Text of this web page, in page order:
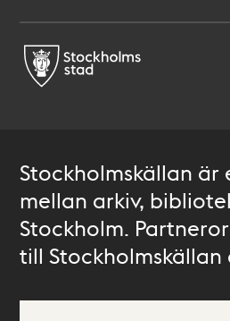
Stockholmskällan
mellan arkiv,
Stockholm.
till Stockholmskällan